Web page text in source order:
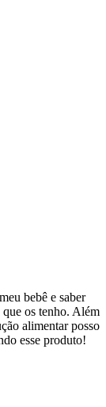
bebê e saber
os tenho. Além
alimentar posso
esse produto!